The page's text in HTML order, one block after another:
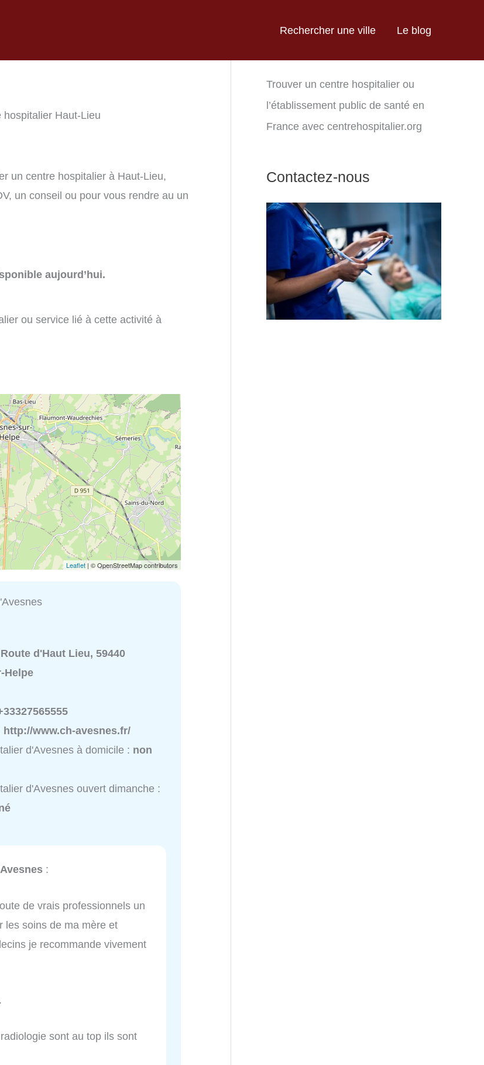
Rechercher une ville Le blog
hospitalier Haut-Lieu
un centre hospitalier à Haut-Lieu,
un conseil ou pour vous rendre au un
aujourd’hui.
ou service lié à cette activité à
Leaflet | © OpenStreetMap contributors
d'Haut Lieu, 59440
Helpe
http://www.ch-avesnes.fr/
d'Avesnes à domicile : non
d'Avesnes ouvert dimanche :
:
de vrais professionnels un
les soins de ma mère et
je recommande vivement
sont au top ils sont
Trouver un centre hospitalier ou
l’établissement public de santé en
France avec centrehospitalier.org
Contactez-nous